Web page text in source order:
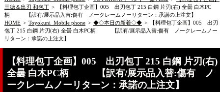
三徳＆出刃 和包丁 >
【料理包丁企画】005 出刃包丁 215 白鋼 片刃(右) 全曇 白木PC
柄 【訳有/展示品入替:傷有 ノークレームノーリターン：承諾の上注文】
HOME > Toyokuni_Mobile phone > ◆◇本日の新着◇◆ >
【料理包丁企画】005 出刃
包丁 215 白鋼 片刃(右) 全曇 白木PC柄 【訳有/展示品入替:傷有 ノークレームノー
リターン：承諾の上注文】
【料理包丁企画】005 出刃包丁 215 白鋼 片刃(右)
全曇 白木PC柄 【訳有/展示品入替:傷有 ノ
ークレームノーリターン：承諾の上注文】